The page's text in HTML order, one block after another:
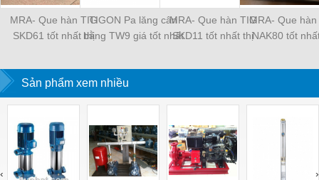
MRA- Que hàn TIG
SKD61 tốt nhất thị
TIGON Pa lăng cân
bằng TW9 giá tốt nhất
MRA- Que hàn TIG
SKD11 tốt nhất thị
MRA- Que hàn
NAK80 tốt
Sản phẩm xem nhiều
‹ ›